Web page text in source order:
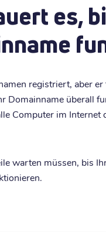
es,
registriert, aber
Domainname überall
Computer im Internet
warten müssen, bis